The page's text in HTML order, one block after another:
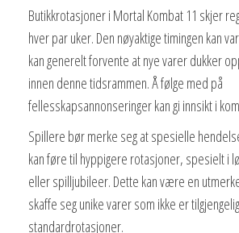
Butikkrotasjoner i Mortal Kombat 11 skjer
hver par uker. Den nøyaktige timingen kan
kan generelt forvente at nye varer dukker
innen denne tidsrammen. Å følge med på
fellesskapsannonseringer kan gi innsikt i
Spillere bør merke seg at spesielle
kan føre til hyppigere rotasjoner, spesielt i
eller spilljubileer. Dette kan være en
skaffe seg unike varer som ikke er
standardrotasjoner.